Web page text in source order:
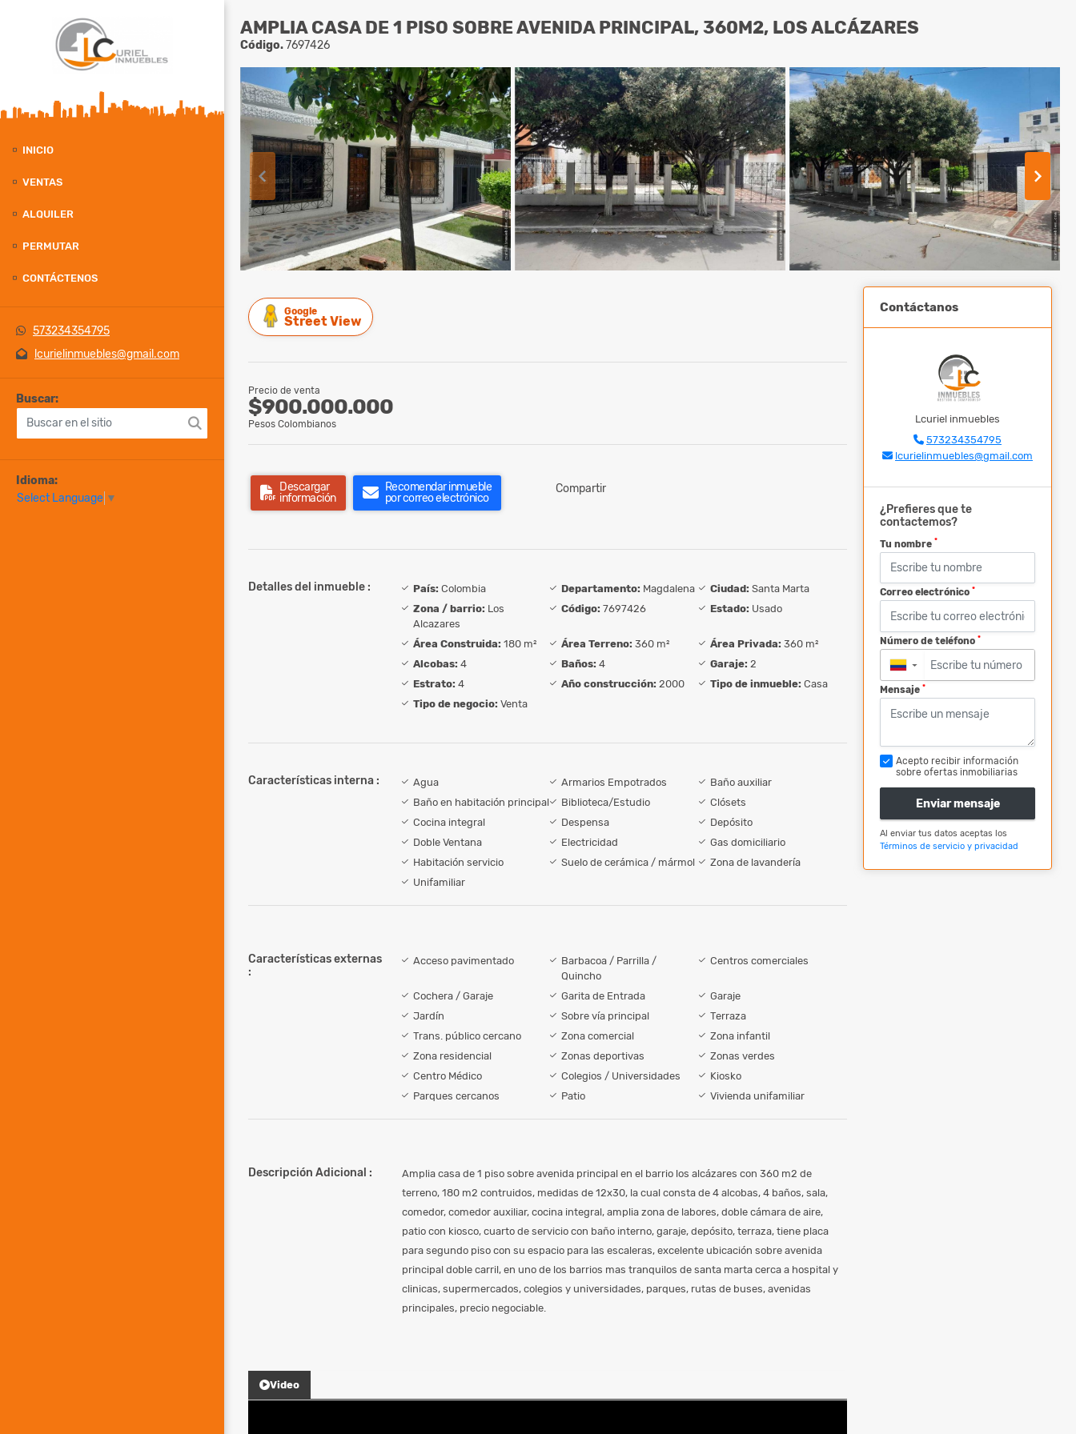
INICIO
VENTAS
ALQUILER
PERMUTAR
CONTÁCTENOS
573234354795
lcurielinmuebles@gmail.com
Buscar:
Idioma:
Select Language ▼
AMPLIA CASA DE 1 PISO SOBRE AVENIDA PRINCIPAL, 360M2, LOS ALCÁZARES
Código.7697426
Google
Street View
Precio de venta
$900.000.000
Pesos Colombianos
Descargar
información
Recomendar inmueble
por correo electrónico
Compartir
Detalles del inmueble : País: Colombia Departamento: Magdalena Ciudad: Santa Marta
Zona / barrio: Los
Alcazares
Código: 7697426 Estado: Usado
Área Construida: 180 m² Área Terreno: 360 m² Área Privada: 360 m²
Alcobas: 4 Baños: 4 Garaje: 2
Estrato: 4 Año construcción: 2000 Tipo de inmueble: Casa
Tipo de negocio: Venta
Características interna : Agua Armarios Empotrados
Baño auxiliar
Baño en habitación principal
Biblioteca/Estudio
Clósets
Cocina integral
Despensa
Depósito
Doble Ventana
Electricidad
Gas domiciliario
Habitación servicio
Suelo de cerámica / mármol
Zona de lavandería
Unifamiliar
Características externas
:
Acceso pavimentado
Barbacoa / Parrilla /
Quincho
Centros comerciales
Cochera / Garaje Garita de Entrada
Garaje
Jardín
Sobre vía principal
Terraza
Trans. público cercano
Zona comercial
Zona infantil
Zona residencial
Zonas deportivas
Zonas verdes
Centro Médico
Colegios / Universidades
Kiosko
Parques cercanos
Patio Vivienda unifamiliar
Descripción Adicional :
Amplia casa de 1 piso sobre avenida principal en el barrio los alcázares con 360 m2 de
terreno, 180 m2 contruidos, medidas de 12x30, la cual consta de 4 alcobas, 4 baños, sala,
comedor, comedor auxiliar, cocina integral, amplia zona de labores, doble cámara de aire,
patio con kiosco, cuarto de servicio con baño interno, garaje, depósito, terraza, tiene placa
para segundo piso con su espacio para las escaleras, excelente ubicación sobre avenida
principal doble carril, en uno de los barrios mas tranquilos de santa marta cerca a hospital y
clinicas, supermercados, colegios y universidades, parques, rutas de buses, avenidas
principales, precio negociable.
Video
Contáctanos
Lcuriel inmuebles
573234354795
lcurielinmuebles@gmail.com
¿Prefieres que te
contactemos?
Tu nombre *
Correo electrónico *
Número de teléfono *
▼
Mensaje *
Acepto recibir información
sobre ofertas inmobiliarias
Enviar mensaje
Al enviar tus datos aceptas los
Términos de servicio y privacidad